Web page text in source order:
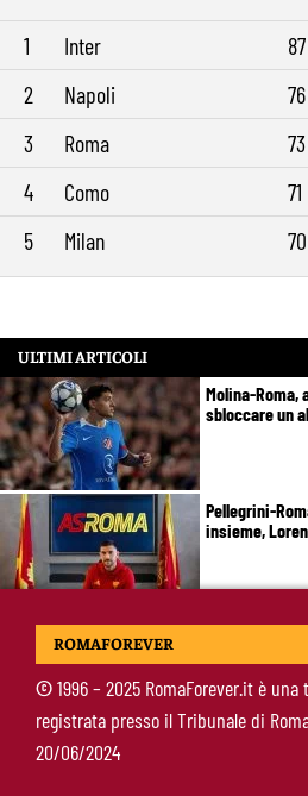
1 Inter
87
2
Napoli
76
3
Roma
73
4
Como
71
5
Milan 70
ULTIMI ARTICOLI
Molina-Roma,
sbloccare un
Pellegrini-
insieme,
Rensch-
ROMAFOREVER
©1996 – 2025 RomaForever.it è
registrata presso il Tribunale di
20/06/2024